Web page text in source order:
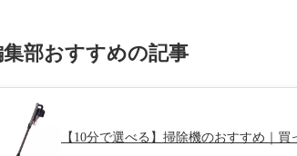
部おすすめの記事
【10分で選べる】掃除機のおすすめ｜